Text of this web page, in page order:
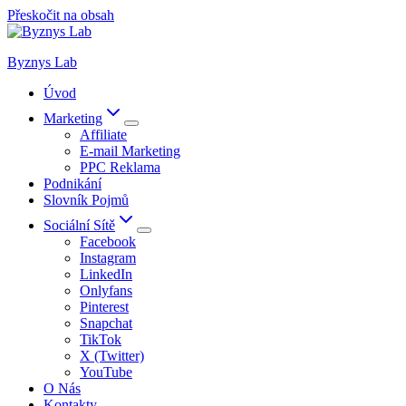
Přeskočit na obsah
Byznys Lab
Úvod
Marketing
Affiliate
E-mail Marketing
PPC Reklama
Podnikání
Slovník Pojmů
Sociální Sítě
Facebook
Instagram
LinkedIn
Onlyfans
Pinterest
Snapchat
TikTok
X (Twitter)
YouTube
O Nás